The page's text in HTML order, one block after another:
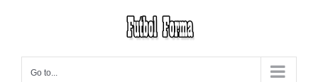
content
Go to...